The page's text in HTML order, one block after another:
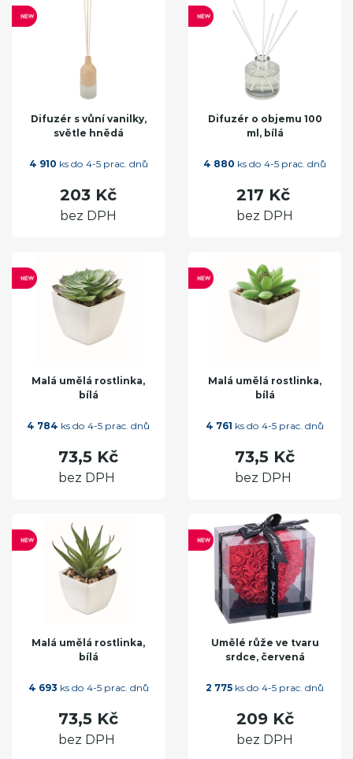
Difuzér s vůní vanilky,
světle hnědá
4 910 ks do 4-5 prac. dnů
203 Kč
bez DPH
Difuzér o objemu 100
ml, bílá
4 880 ks do 4-5 prac. dnů
217 Kč
bez DPH
Malá umělá rostlinka,
bílá
4 784 ks do 4-5 prac. dnů
73,5 Kč
bez DPH
Malá umělá rostlinka,
bílá
4 761 ks do 4-5 prac. dnů
73,5 Kč
bez DPH
Malá umělá rostlinka,
bílá
4 693 ks do 4-5 prac. dnů
73,5 Kč
bez DPH
Umělé růže ve tvaru
srdce, červená
2 775 ks do 4-5 prac. dnů
209 Kč
bez DPH